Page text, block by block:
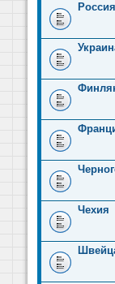
Россия
Чехия